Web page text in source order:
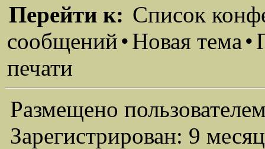
Перейти к: Список
сообщений•Новая тема•
печати
Размещено
Зарегистрирован: 9